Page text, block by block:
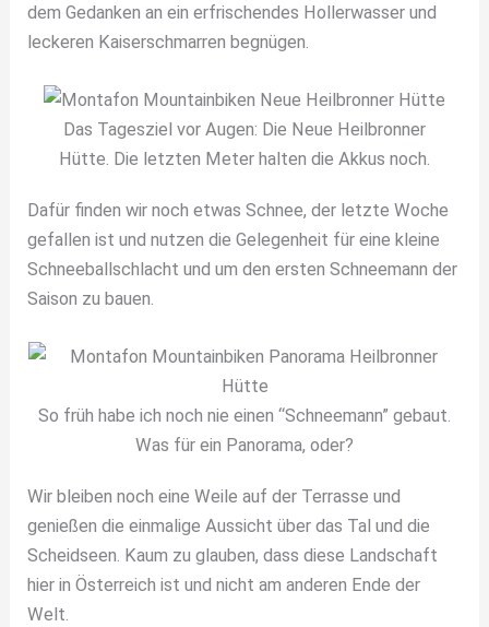
dem Gedanken an ein erfrischendes Hollerwasser und
leckeren Kaiserschmarren begnügen.
Das Tagesziel vor Augen: Die Neue Heilbronner
Hütte. Die letzten Meter halten die Akkus noch.
Dafür finden wir noch etwas Schnee, der letzte Woche
gefallen ist und nutzen die Gelegenheit für eine kleine
Schneeballschlacht und um den ersten Schneemann der
Saison zu bauen.
So früh habe ich noch nie einen “Schneemann” gebaut.
Was für ein Panorama, oder?
Wir bleiben noch eine Weile auf der Terrasse und
genießen die einmalige Aussicht über das Tal und die
Scheidseen. Kaum zu glauben, dass diese Landschaft
hier in Österreich ist und nicht am anderen Ende der
Welt.